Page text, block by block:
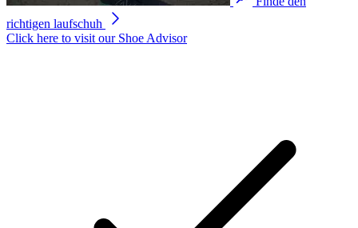
Link
auf
richtigen laufschuh
Click here to visit our Shoe Advisor